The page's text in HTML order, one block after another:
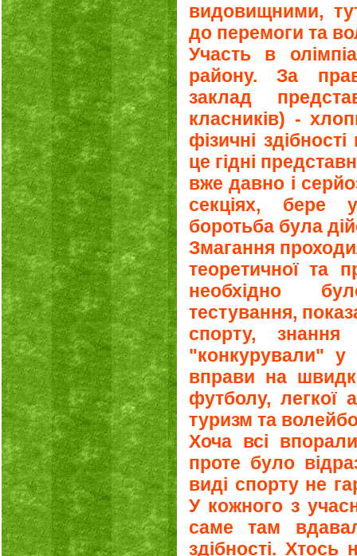
видовищними,
до перемоги та
Участь в
району. За
заклад
класників) -
фізичні
це гідні
вже давно і
секціях, бере
боротьба була
Змагання
теоретичної та
необхідно
тестування,
спорту,
"конкурували" у
вправи на
футболу, легкої
туризм та
Хоча всі
проте було
виді спорту не
У кожного з
саме там
здібності.